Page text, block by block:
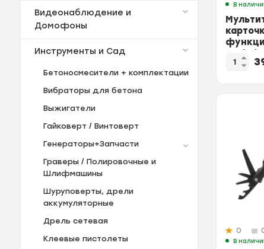
Видеонаблюдение и
Домофоны
Инструменты и Сад
Бетоносмесители + комплектации
Вибраторы для бетона
Выжигатели
Гайковерт / Винтоверт
Генераторы+Запчасти
Граверы / Полировочные и
Шлифмашины
Шуруповерты, дрели
аккумуляторные
Дрель сетевая
Клеевые пистолеты
В
tools
0
В